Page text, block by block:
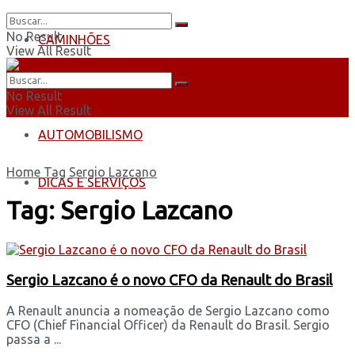
CAMINHÕES
ÔNIBUS
AUTOMOBILISMO
DICAS E SERVIÇOS
No Result
View All Result
No Result
View All Result
Home Tag Sergio Lazcano
Tag: Sergio Lazcano
Sergio Lazcano é o novo CFO da Renault do Brasil
A Renault anuncia a nomeação de Sergio Lazcano como
CFO (Chief Financial Officer) da Renault do Brasil. Sergio
passa a ...